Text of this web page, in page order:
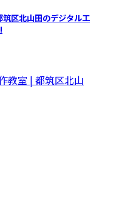
区北山田のデジタル工
教室 | 都筑区北山